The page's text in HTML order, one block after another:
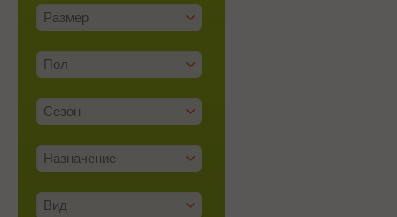
Размер
Пол
Сезон
Назначение
Вид